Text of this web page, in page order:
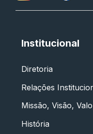
Institucional
Diretoria
Relações
Missão, Visão,
História